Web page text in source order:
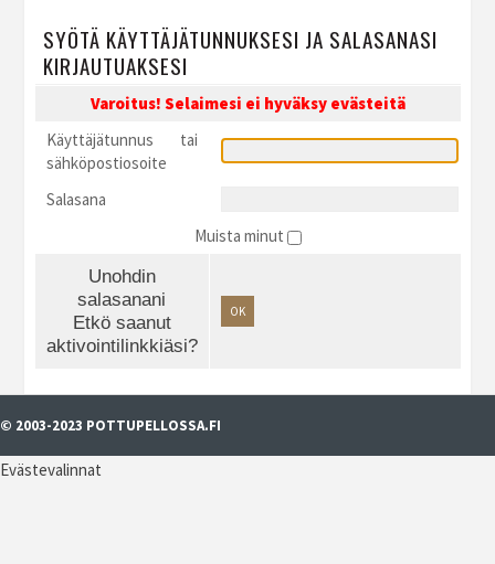
SYÖTÄ KÄYTTÄJÄTUNNUKSESI JA SALASANASI
KIRJAUTUAKSESI
Varoitus! Selaimesi ei hyväksy evästeitä
Käyttäjätunnus tai
sähköpostiosoite
Salasana
Muista minut
Unohdin
salasanani
Etkö saanut
aktivointilinkkiäsi?
OK
© 2003-2023 POTTUPELLOSSA.FI
Evästevalinnat